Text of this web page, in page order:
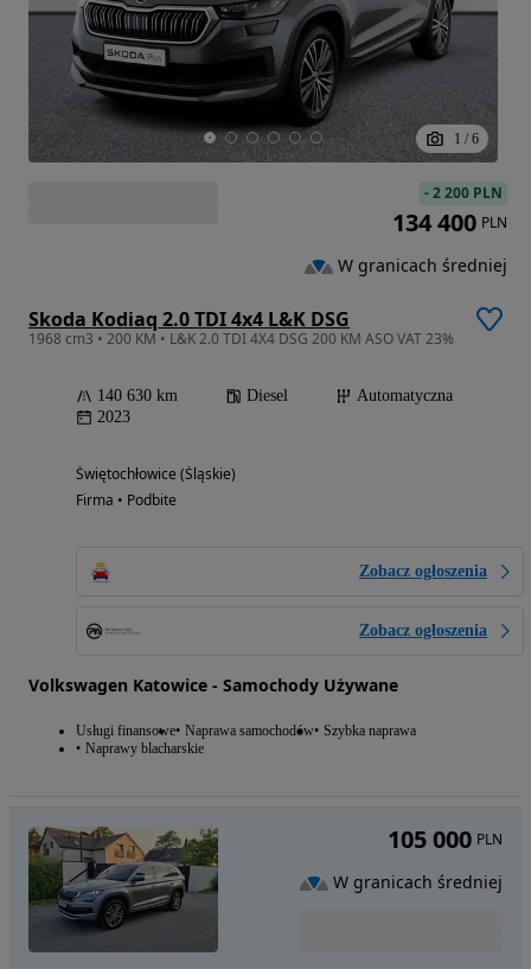
1 / 6
Skoda Kodiaq 2.0 TDI 4x4 L&K DSG
1968 cm3 • 200 KM • L&K 2.0 TDI 4X4 DSG 200 KM ASO VAT 23%
140 630 km Diesel
Automatyczna
2023
Świętochłowice (Śląskie)
Firma • Podbite
Zobacz ogłoszenia
Zobacz ogłoszenia
Volkswagen Katowice - Samochody Używane
Usługi finansowe Naprawa samochodów Szybka naprawa
Naprawy blacharskie
-2 200 PLN
134 400 PLN
W granicach średniej
105 000 PLN
W granicach średniej